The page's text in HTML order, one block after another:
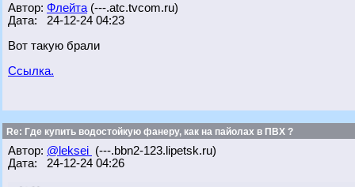
Автор: Флейта (---.atc.tvcom.ru)
Дата: 24-12-24 04:23
Вот такую брали
Ссылка.
Re: Где купить водостойкую фанеру, как на пайолах в ПВХ ?
Автор: @leksei (---.bbn2-123.lipetsk.ru)
Дата: 24-12-24 04:26